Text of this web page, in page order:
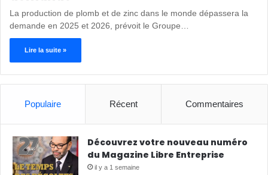
La production de plomb et de zinc dans le monde dépassera la
demande en 2025 et 2026, prévoit le Groupe…
Lire la suite »
Populaire Récent Commentaires
Découvrez votre nouveau numéro
du Magazine Libre Entreprise
il y a 1 semaine